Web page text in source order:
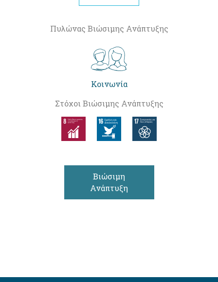
Πυλώνας Βιώσιμης Ανάπτυξης
Κοινωνία
Στόχοι Βιώσιμης Ανάπτυξης
Βιώσιμη
Ανάπτυξη